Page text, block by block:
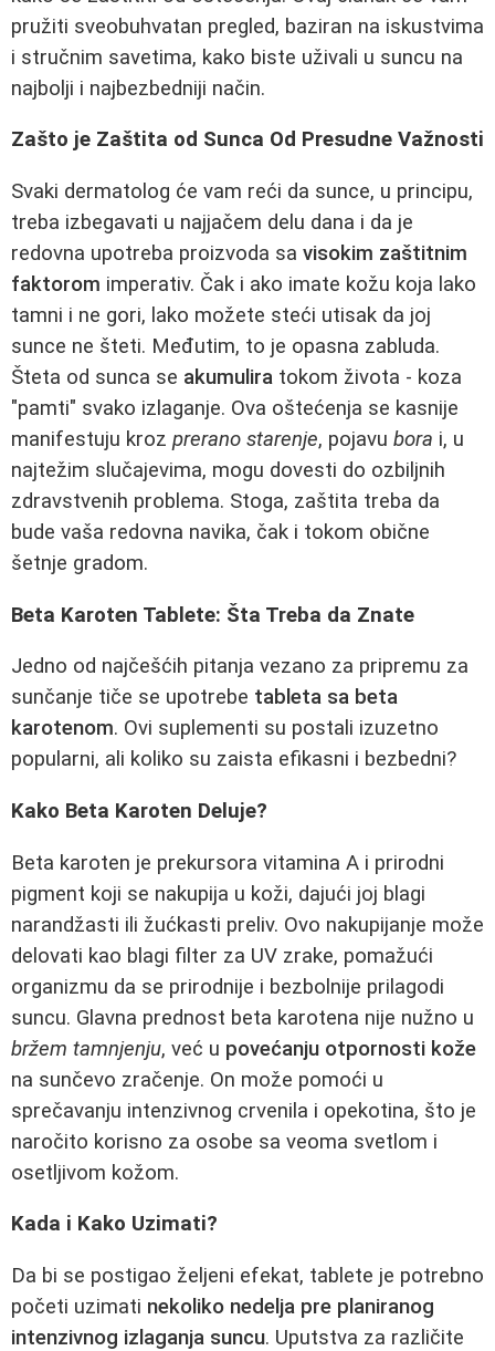
pružiti sveobuhvatan pregled, baziran na iskustvima
i stručnim savetima, kako biste uživali u suncu na
najbolji i najbezbedniji način.
Zašto je Zaštita od Sunca Od Presudne Važnosti
Svaki dermatolog će vam reći da sunce, u principu,
treba izbegavati u najjačem delu dana i da je
redovna upotreba proizvoda sa visokim zaštitnim
faktorom imperativ. Čak i ako imate kožu koja lako
tamni i ne gori, lako možete steći utisak da joj
sunce ne šteti. Međutim, to je opasna zabluda.
Šteta od sunca se akumulira tokom života - koza
"pamti" svako izlaganje. Ova oštećenja se kasnije
manifestuju kroz prerano starenje, pojavu bora i, u
najtežim slučajevima, mogu dovesti do ozbiljnih
zdravstvenih problema. Stoga, zaštita treba da
bude vaša redovna navika, čak i tokom obične
šetnje gradom.
Beta Karoten Tablete: Šta Treba da Znate
Jedno od najčešćih pitanja vezano za pripremu za
sunčanje tiče se upotrebe tableta sa beta
karotenom. Ovi suplementi su postali izuzetno
popularni, ali koliko su zaista efikasni i bezbedni?
Kako Beta Karoten Deluje?
Beta karoten je prekursora vitamina A i prirodni
pigment koji se nakupija u koži, dajući joj blagi
narandžasti ili žućkasti preliv. Ovo nakupijanje može
delovati kao blagi filter za UV zrake, pomažući
organizmu da se prirodnije i bezbolnije prilagodi
suncu. Glavna prednost beta karotena nije nužno u
bržem tamnjenju, već u povećanju otpornosti kože
na sunčevo zračenje. On može pomoći u
sprečavanju intenzivnog crvenila i opekotina, što je
naročito korisno za osobe sa veoma svetlom i
osetljivom kožom.
Kada i Kako Uzimati?
Da bi se postigao željeni efekat, tablete je potrebno
početi uzimati nekoliko nedelja pre planiranog
intenzivnog izlaganja suncu. Uputstva za različite